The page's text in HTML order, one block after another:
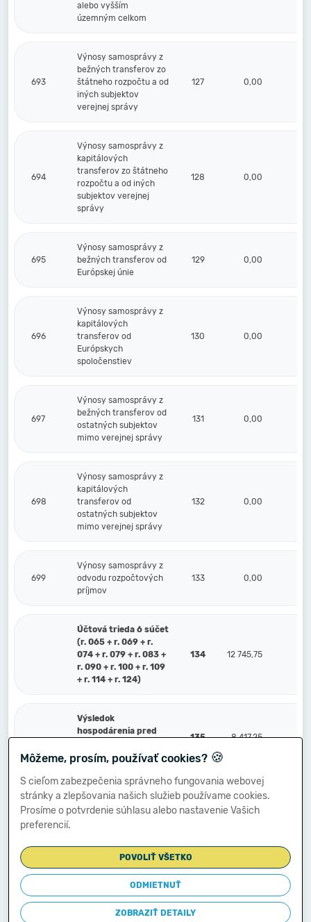
alebo vyšším
územným celkom
693
Výnosy samosprávy z
bežných transferov zo
štátneho rozpočtu a od
iných subjektov
verejnej správy
127 0,00
694
Výnosy samosprávy z
kapitálových
transferov zo štátneho
rozpočtu a od iných
subjektov verejnej
správy
128 0,00
695
Výnosy samosprávy z
bežných transferov od
Európskej únie
129 0,00
696
Výnosy samosprávy z
kapitálových
transferov od
Európskych
spoločenstiev
130 0,00
697
Výnosy samosprávy z
bežných transferov od
ostatných subjektov
mimo verejnej správy
131 0,00
698
Výnosy samosprávy z
kapitálových
transferov od
ostatných subjektov
mimo verejnej správy
132 0,00
699
Výnosy samosprávy z
odvodu rozpočtových
príjmov
133 0,00
Účtová trieda 6 súčet
(r. 065 + r. 069 + r.
074 + r. 079 + r. 083 +
r. 090 + r. 100 + r. 109
+ r. 114 + r. 124)
134 12 745,75
Výsledok
hospodárenia pred
mínus r. 064) (+/-)
135 -8 417,25
591 Splatná daň z príjmov 136 0,00
z príjmov
hospodárenia po
zdanení r. 135 mínus
138 -8 417,25
Môžeme, prosím, používať cookies? 🍪
S cieľom zabezpečenia správneho fungovania webovej
stránky a zlepšovania našich služieb používame cookies.
Prosíme o potvrdenie súhlasu alebo nastavenie Vašich
preferencií.
POVOLIŤ VŠETKO
ODMIETNUŤ
ZOBRAZIŤ DETAILY